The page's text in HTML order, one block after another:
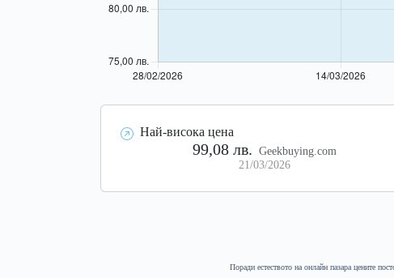
Най-висока цена
99,08 лв.
Geekbuying.com
21/03/2026
Поради естеството на онлайн пазара цените